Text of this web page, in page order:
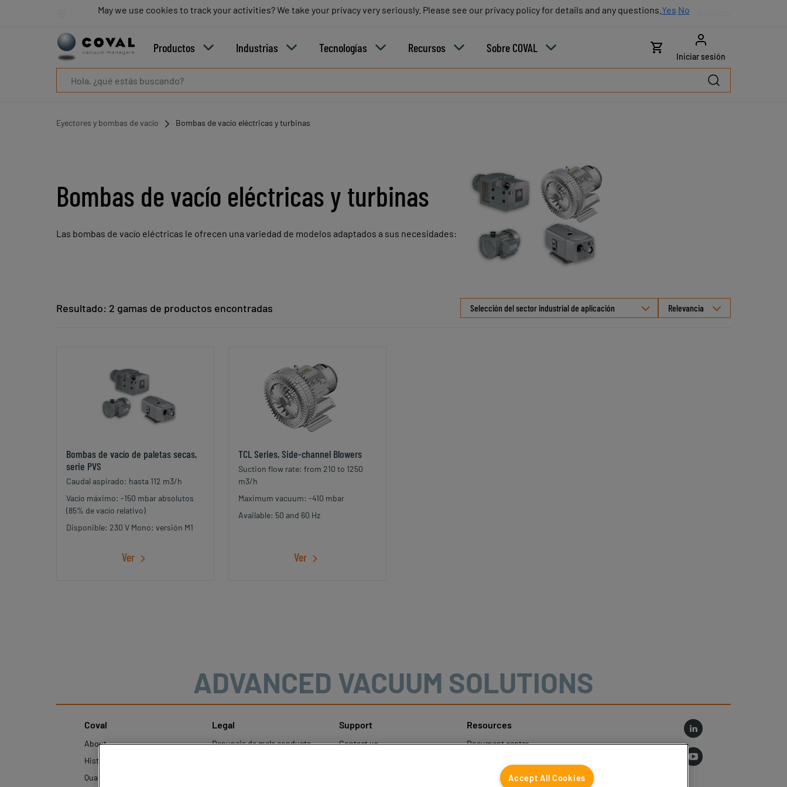
Blog Carrera Distribuidores Contacto comercial
Productos Industrias Tecnologías Recursos Sobre COVAL
Iniciar sesión
Eyectores y bombas de vacío Bombas de vacío eléctricas y turbinas
Bombas de vacío eléctricas y turbinas
Las bombas de vacío eléctricas le ofrecen una variedad de modelos adaptados a sus necesidades:
Resultado: 2 gamas de productos encontradas Selección del sector industrial de aplicación
Bombas de vacío de paletas secas,
serie PVS
Caudal aspirado: hasta 112 m3/h
Vacío máximo: -150 mbar absolutos
(85% de vacío relativo)
Disponible: 230 V Mono: versión M1
Ver
TCL Series, Side-channel Blowers
Suction flow rate: from 210 to 1250
m3/h
Maximum vacuum: -410 mbar
Available: 50 and 60 Hz
Ver
ADVANCED VACUUM SOLUTIONS
Coval
About
History
Quality and innovation
Legal
Denuncia de mala conducta
Support
Contact us
Resources
Document center
Tecnologías
Distribuidores
Accept All Cookies
May we use cookies to track your activities? We take your privacy very seriously. Please see our privacy policy for details and any questions. Yes No
May we use cookies to track your activities? We take your privacy very seriously. Please see our privacy policy for details and any questions. Yes No